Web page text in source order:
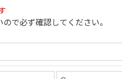
で必ず確認してください。